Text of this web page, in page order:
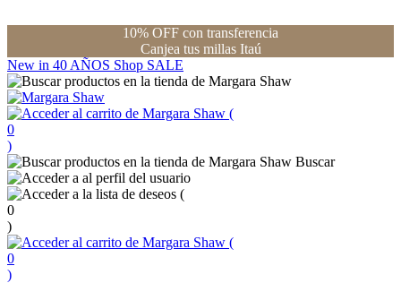
10% OFF con transferencia
Canjea tus millas Itaú
New in 40 AÑOS Shop SALE
(
0
)
Buscar
(
0
)
(
0
)